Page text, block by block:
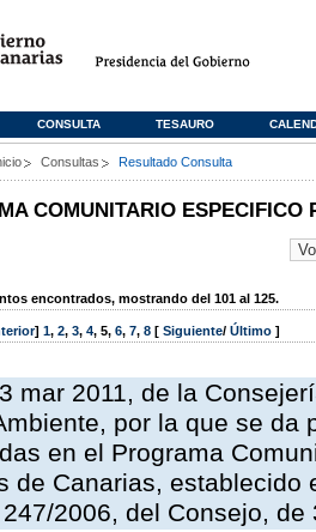
CONSULTA TESAURO
Consultas Resultado Consulta
COMUNITARIO ESPECIFICO
encontrados, mostrando del 101 al 125.
] 1, 2, 3, 4, 5, 6, 7, 8 [ Siguiente/ Último ]
mar 2011, de la
por la que se da
en el Programa
de Canarias,
247/2006, del Consejo,